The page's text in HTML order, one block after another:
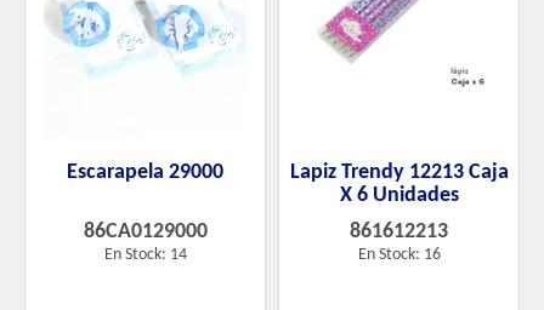
Escarapela 29000
86CA0129000
En Stock: 14
Lapiz Trendy 12213 Caja
X 6 Unidades
861612213
En Stock: 16